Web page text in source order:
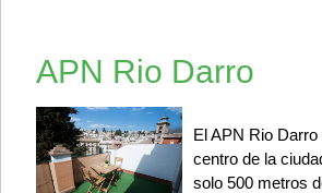
APN Rio Darro
El APN Rio
centro de la
solo 500 metros